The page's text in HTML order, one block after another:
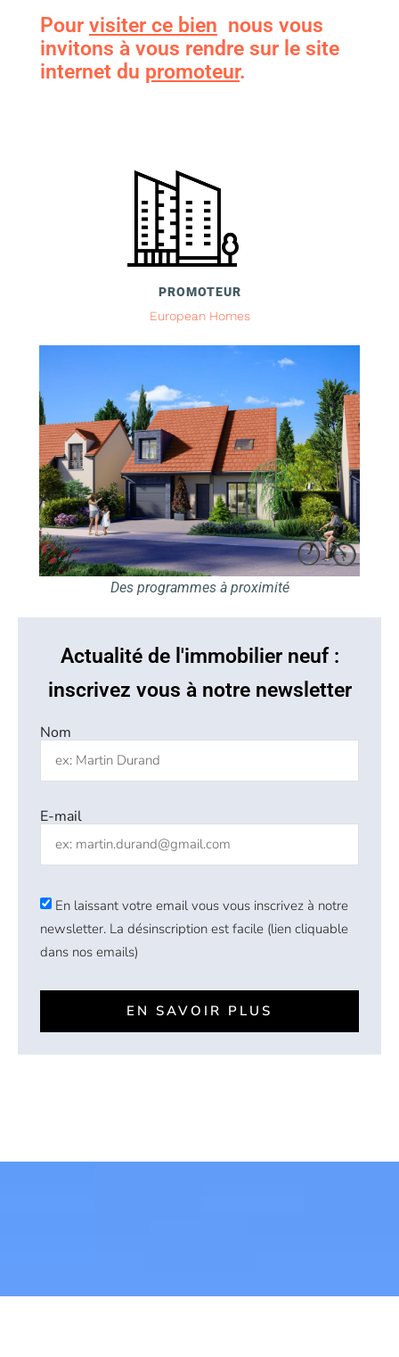
Pour visiter ce bien nous vous
invitons à vous rendre sur le site
internet du promoteur.
PROMOTEUR
European Homes
Des programmes à proximité
Actualité de l'immobilier neuf :
inscrivez vous à notre newsletter
Nom
E-mail
En laissant votre email vous vous inscrivez à notre
newsletter. La désinscription est facile (lien cliquable
dans nos emails)
EN SAVOIR PLUS